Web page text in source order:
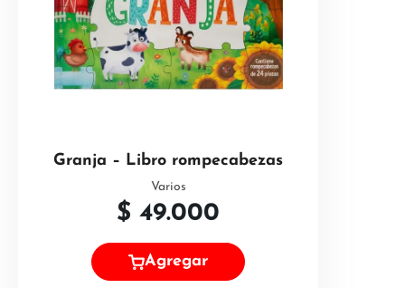
Granja – Libro rompecabezas
Varios
$ 49.000
Agregar